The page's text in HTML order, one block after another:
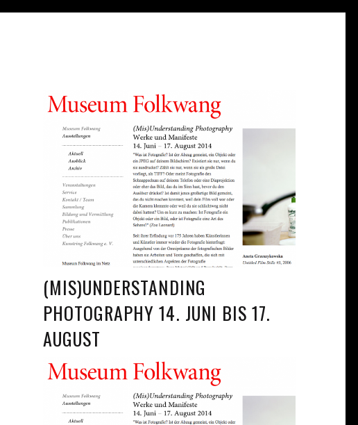
(MIS)UNDERSTANDING
PHOTOGRAPHY 14. JUNI BIS 17.
AUGUST